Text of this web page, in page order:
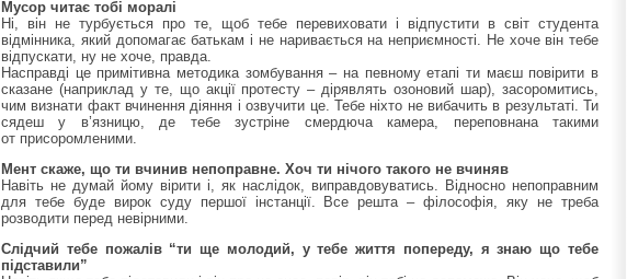
Мусор читає тобі моралі
Ні, він не турбується про те, щоб тебе перевиховати і відпустити в світ студента
відмінника, який допомагає батькам і не наривається на неприємності. Не хоче він тебе
відпускати, ну не хоче, правда.
Насправді це примітивна методика зомбування – на певному етапі ти маєш повірити в
сказане (наприклад у те, що акції протесту – дірявлять озоновий шар), засоромитись,
чим визнати факт вчинення діяння і озвучити це. Тебе ніхто не вибачить в результаті. Ти
сядеш у в’язницю, де тебе зустріне смердюча камера, переповнана такими
от присоромленими.
Мент скаже, що ти вчинив непоправне. Хоч ти нічого такого не вчиняв
Навіть не думай йому вірити і, як наслідок, виправдовуватись. Відносно непоправним
для тебе буде вирок суду першої інстанції. Все решта – філософія, яку не треба
розводити перед невірними.
Слідчий тебе пожалів “ти ще молодий, у тебе життя попереду, я знаю що тебе
підставили”